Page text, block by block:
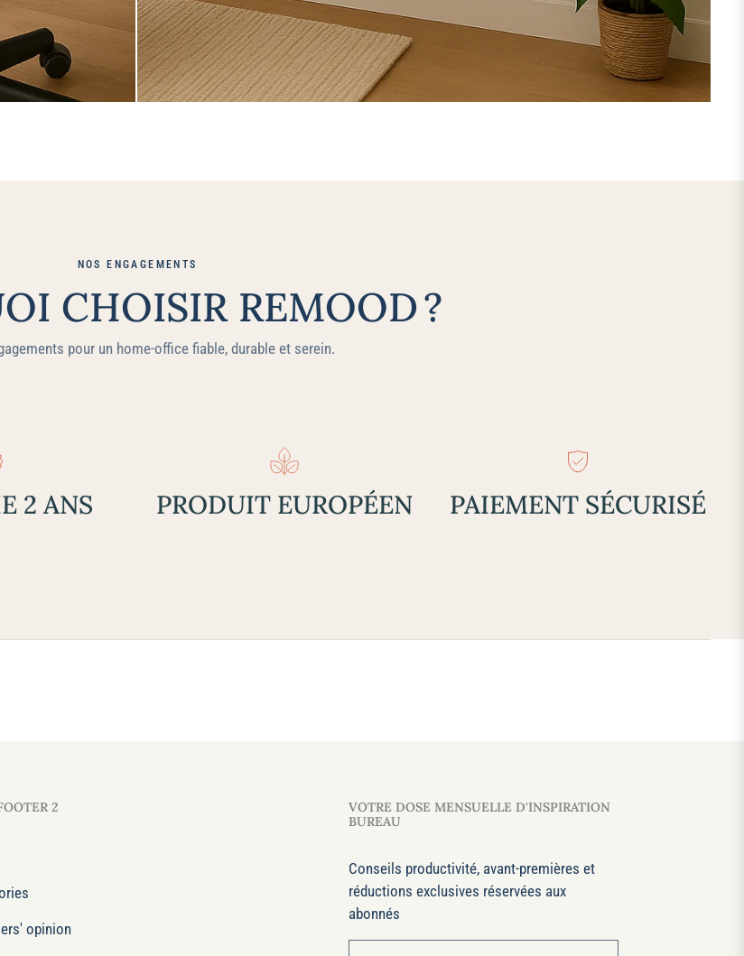
NOS ENGAGEMENTS
CHOISIR REMOOD ?
pour un home‑office fiable, durable et serein.
2 ANS PRODUIT EUROPÉEN PAIEMENT SÉCURISÉ
2
opinion
VOTRE DOSE MENSUELLE D'INSPIRATION
BUREAU
Conseils productivité, avant-premières et
réductions exclusives réservées aux
abonnés